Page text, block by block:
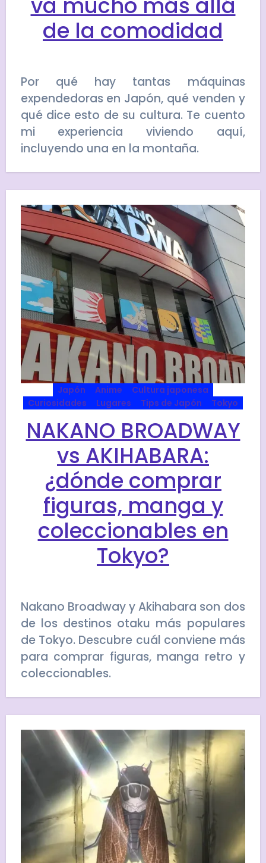
de la comodidad
Por qué hay tantas máquinas
expendedoras en Japón, qué venden y
qué dice esto de su cultura. Te cuento
mi experiencia viviendo aquí,
incluyendo una en la montaña.
Japón Anime
Cultura japonesa
Curiosidades
Lugares Tips de Japón Tokyo
NAKANO BROADWAY
vs AKIHABARA:
¿dónde comprar
figuras, manga y
coleccionables en
Tokyo?
Nakano Broadway y Akihabara son dos
de los destinos otaku más populares
de Tokyo. Descubre cuál conviene más
para comprar figuras, manga retro y
coleccionables.